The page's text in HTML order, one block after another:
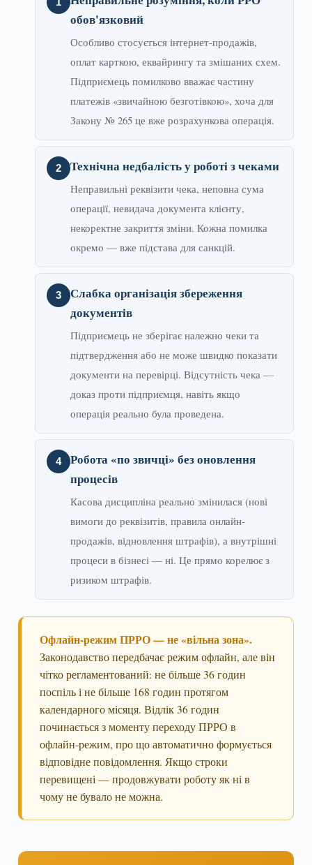
обов'язковий
Особливо стосується інтернет-продажів,
оплат карткою, еквайрингу та змішаних схем.
Підприємець помилково вважає частину
платежів «звичайною безготівкою», хоча для
Закону № 265 це вже розрахункова операція.
Технічна недбалість у роботі з чеками
Неправильні реквізити чека, неповна сума
операції, невидача документа клієнту,
некоректне закриття зміни. Кожна помилка
окремо — вже підстава для санкцій.
Слабка організація збереження
документів
Підприємець не зберігає належно чеки та
підтвердження або не може швидко показати
документи на перевірці. Відсутність чека —
доказ проти підприємця, навіть якщо
операція реально була проведена.
Робота «по звичці» без оновлення
процесів
Касова дисципліна реально змінилася (нові
вимоги до реквізитів, правила онлайн-
продажів, відновлення штрафів), а внутрішні
процеси в бізнесі — ні. Це прямо корелює з
ризиком штрафів.
Офлайн-режим ПРРО — не «вільна зона».
Законодавство передбачає режим офлайн, але він
чітко регламентований: не більше 36 годин
поспіль і не більше 168 годин протягом
календарного місяця. Відлік 36 годин
починається з моменту переходу ПРРО в
офлайн-режим, про що автоматично формується
відповідне повідомлення. Якщо строки
перевищені — продовжувати роботу як ні в
чому не бувало не можна.